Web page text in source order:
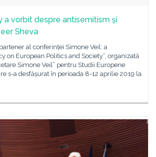
a vorbit despre antisemitism și
Sheva
al conferinței Simone Veil: a
on European Politics and Society”, organizată
Simone Veil” pentru Studii Europene
s-a desfășurat în perioada 8-12 aprilie 2019 la